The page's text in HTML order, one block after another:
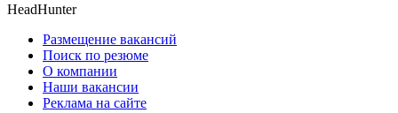
HeadHunter
Размещение вакансий
Поиск по резюме
О компании
Наши вакансии
Реклама на сайте